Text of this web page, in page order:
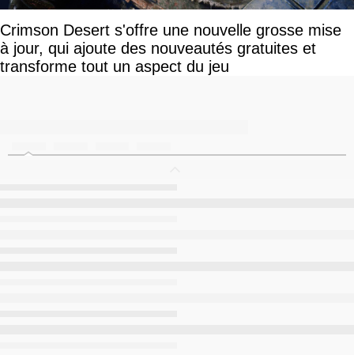
Crimson Desert s'offre une nouvelle grosse mise
à jour, qui ajoute des nouveautés gratuites et
transforme tout un aspect du jeu